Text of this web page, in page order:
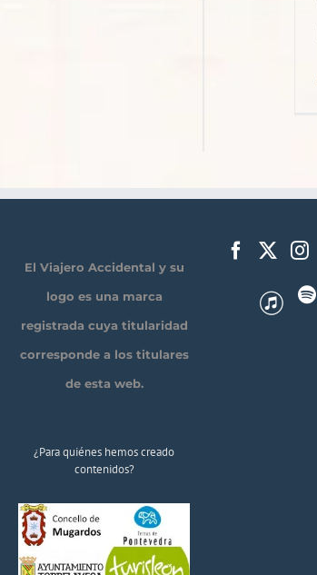
El Viajero Accidental y su
logo es una marca
registrada cuya titularidad
corresponde a los titulares
de esta web.
¿Para quiénes hemos creado
contenidos?